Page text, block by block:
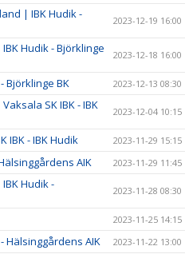
| IBK Hudik -
2023-12-19 16:00
Hudik - Björklinge
2023-12-18 16:00
Björklinge BK 2023-12-13 08:30
SK IBK - IBK
2023-12-04 10:15
IBK - IBK Hudik 2023-11-29 15:15
AIK 2023-11-29 11:45
Hudik -
2023-11-28 08:30
2023-11-25 14:15
Hälsinggårdens AIK 2023-11-22 13:00